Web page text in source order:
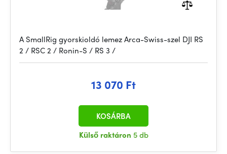
A SmallRig gyorskioldó lemez Arca-Swiss-szel DJI RS
2 / RSC 2 / Ronin-S / RS 3 /
13 070 Ft
Külső raktáron 5 db
KOSÁRBA